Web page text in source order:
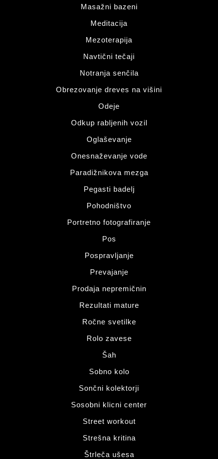
Masažni bazeni
Meditacija
Mezoterapija
Navtični tečaji
Notranja senčila
Obrezovanje dreves na višini
Odeje
Odkup rabljenih vozil
Oglaševanje
Onesnaževanje vode
Paradižnikova mezga
Pegasti badelj
Pohodništvo
Portretno fotografiranje
Pos
Pospravljanje
Prevajanje
Prodaja nepremičnin
Rezultati mature
Ročne svetilke
Rolo zavese
Šah
Sobno kolo
Sončni kolektorji
Sosobni klicni center
Street workout
Strešna kritina
Štrleča ušesa